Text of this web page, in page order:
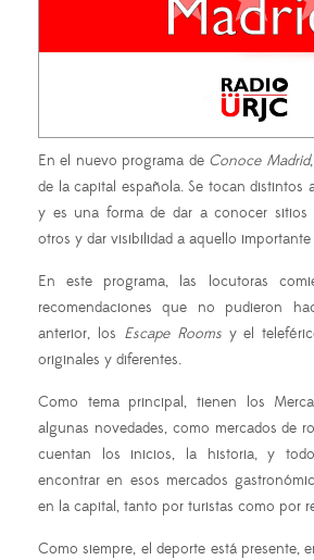
En el nuevo programa de Conoce Madrid
de la capital española. Se tocan distintos
y es una forma de dar a conocer sitios
otros y dar visibilidad a aquello
En este programa, las locutoras
recomendaciones que no pudieron
anterior, los Escape Roomsy el
originales y diferentes.
Como tema principal, tienen los
algunas novedades, como mercados de
cuentan los inicios, la historia, y
encontrar en esos mercados
en la capital, tanto por turistas como por
Como siempre, el deporte está presente,